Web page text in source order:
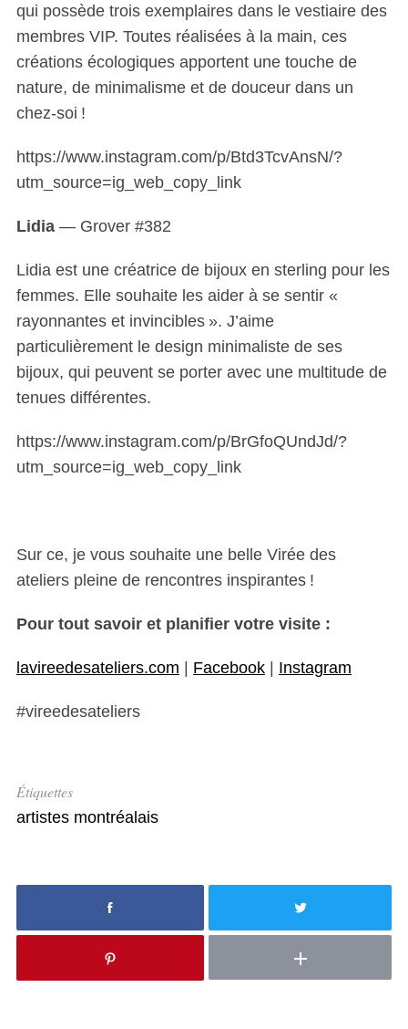
qui possède trois exemplaires dans le vestiaire des
membres VIP. Toutes réalisées à la main, ces
créations écologiques apportent une touche de
nature, de minimalisme et de douceur dans un
chez-soi !
https://www.instagram.com/p/Btd3TcvAnsN/?
utm_source=ig_web_copy_link
Lidia— Grover #382
Lidia est une créatrice de bijoux en sterling pour les
femmes. Elle souhaite les aider à se sentir «
rayonnantes et invincibles ». J’aime
particulièrement le design minimaliste de ses
bijoux, qui peuvent se porter avec une multitude de
tenues différentes.
https://www.instagram.com/p/BrGfoQUndJd/?
utm_source=ig_web_copy_link
Sur ce, je vous souhaite une belle Virée des
ateliers pleine de rencontres inspirantes !
Pour tout savoir et planifier votre visite :
lavireedesateliers.com | Facebook| Instagram
#vireedesateliers
Étiquettes
artistes montréalais